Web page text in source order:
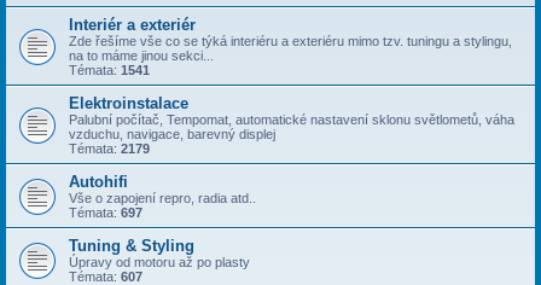
Interiér a exteriér
Zde řešíme vše co se týká interiéru a exteriéru mimo tzv. tuningu a stylingu,
na to máme jinou sekci...
Témata: 1541
Elektroinstalace
Palubní počítač, Tempomat, automatické nastavení sklonu světlometů, váha
vzduchu, navigace, barevný displej
Témata: 2179
Autohifi
Vše o zapojení repro, radia atd..
Témata: 697
Tuning & Styling
Úpravy od motoru až po plasty
Témata: 607